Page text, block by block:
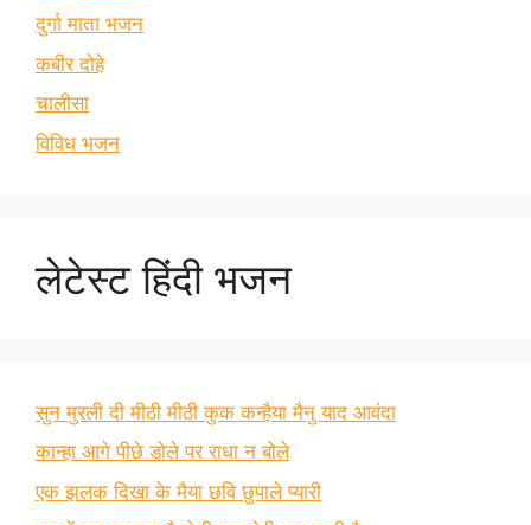
दुर्गा माता भजन
कबीर दोहे
चालीसा
विविध भजन
लेटेस्ट हिंदी भजन
सुन मुरली दी मीठी मीठी कुक कन्हैया मैनु याद आवंदा
कान्हा आगे पीछे डोले पर राधा न बोले
एक झलक दिखा के मैया छवि छुपाले प्यारी